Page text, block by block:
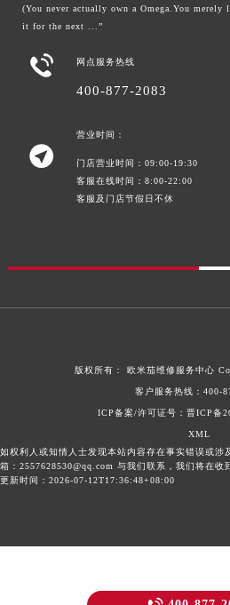
(You never actually own a Omega.You merely
it for the next ...”
 网点服务热线
400-877-2083

营业时间：
门店营业时间：09:00-19:30
客服在线时间：8:00-22:00
客服及门店节假日不休
版权所有： 欧米茄维修服务中心
客户服务热线： 400-
ICP备案/许可证号：晋ICP备
XML
如权利人或知情人士发现本站内容存在事实错误或涉
箱：2557628530@qq.com 与我们联系，我们将在收
更新时间：2026-07-12T17:36:48+08:00